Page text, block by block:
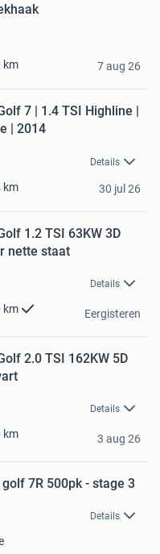
km 7 aug 26
7 | 1.4 TSI Highline |
| 2014
Details
km 30 jul 26
1.2 TSI 63KW 3D
nette staat
Details
km Eergisteren
2.0 TSI 162KW 5D
Details
km 3 aug 26
7R 500pk - stage 3
Details